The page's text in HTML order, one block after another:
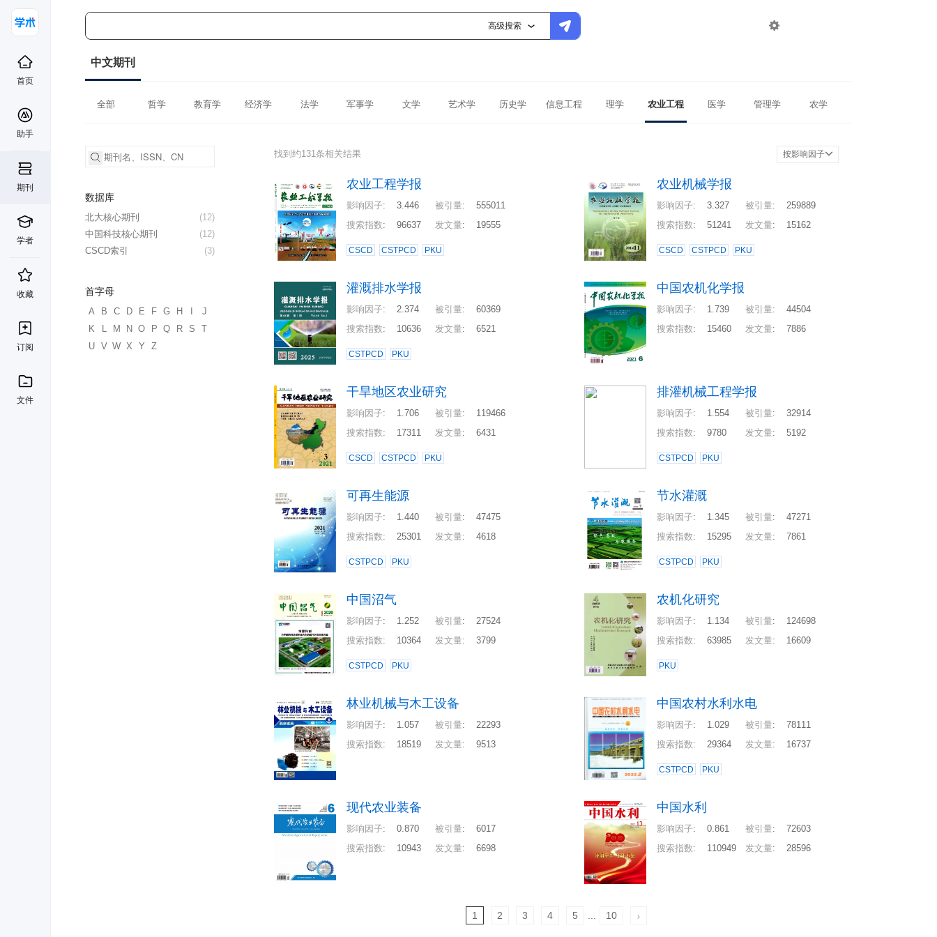
高级搜索 
首页
助手
期刊
学者
收藏
订阅
文件
中文期刊
全部 哲学 教育学 经济学 法学 军事学 文学 艺术学 历史学 信息工程 理学 农业工程 医学 管理学 农学
数据库
(12)
北大核心期刊
(12)
中国科技核心期刊
(3)
CSCD索引
首字母
A B C D E F G H
J
K
L M N O P Q R S
T
U
V W X Y Z
找到约131条相关结果 按影响因子
农业工程学报
影响因子: 3.446 被引量:
555011
搜索指数: 96637 发文量: 19555
CSCD CSTPCD PKU
农业机械学报
影响因子: 3.327 被引量:
259889
搜索指数: 51241 发文量: 15162
CSCD CSTPCD PKU
灌溉排水学报
影响因子: 2.374 被引量:
60369
搜索指数: 10636 发文量: 6521
CSTPCD PKU
中国农机化学报
影响因子: 1.739 被引量:
44504
搜索指数: 15460 发文量: 7886
干旱地区农业研究
影响因子: 1.706 被引量:
119466
搜索指数: 17311 发文量: 6431
CSCD CSTPCD PKU
排灌机械工程学报
影响因子: 1.554 被引量:
32914
搜索指数: 9780 发文量: 5192
CSTPCD PKU
可再生能源
影响因子: 1.440 被引量:
47475
搜索指数: 25301 发文量: 4618
CSTPCD PKU
节水灌溉
影响因子: 1.345 被引量:
47271
搜索指数: 15295 发文量: 7861
CSTPCD PKU
中国沼气
影响因子: 1.252 被引量:
27524
搜索指数: 10364 发文量: 3799
CSTPCD PKU
农机化研究
影响因子: 1.134 被引量:
124698
搜索指数: 63985 发文量: 16609
PKU
林业机械与木工设备
影响因子: 1.057 被引量:
22293
搜索指数: 18519 发文量: 9513
中国农村水利水电
影响因子: 1.029 被引量:
78111
搜索指数: 29364 发文量: 16737
CSTPCD PKU
现代农业装备
影响因子: 0.870 被引量:
6017
搜索指数: 10943 发文量: 6698
中国水利
影响因子: 0.861 被引量:
72603
搜索指数: 110949 发文量: 28596
1 2 3 4 5 10 